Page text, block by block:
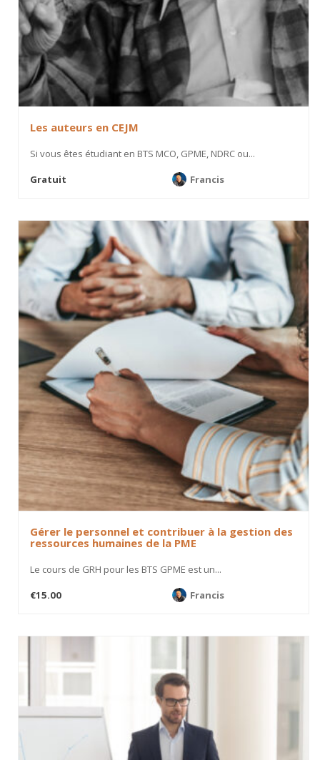
Les auteurs en CEJM
Si vous êtes étudiant en BTS MCO, GPME, NDRC ou...
Gratuit
Francis
Gérer le personnel et contribuer à la gestion des
ressources humaines de la PME
Le cours de GRH pour les BTS GPME est un...
€15.00
Francis